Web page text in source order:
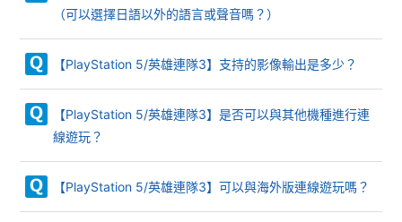
（可以選擇日語以外的語言或聲音嗎？）
【PlayStation 5/英雄連隊3】支持的影像輸出是多少？
【PlayStation 5/英雄連隊3】是否可以與其他機種進行連
線遊玩？
【PlayStation 5/英雄連隊3】可以與海外版連線遊玩嗎？